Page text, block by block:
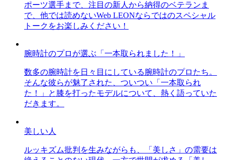
ポーツ選手まで、注目の新人から納得のベテランま
で、他では読めないWeb LEONならではのスペシャル
トークをお楽しみください！
腕時計のプロが選ぶ「一本取られました！」
数多の腕時計を日々目にしている腕時計のプロたち。
そんな彼らが魅了された、ついつい「一本取られ
た！」と膝を打ったモデルについて、熱く語っていた
だきます。
美しい人
ルッキズム批判を生みながらも、「美しさ」の需要は